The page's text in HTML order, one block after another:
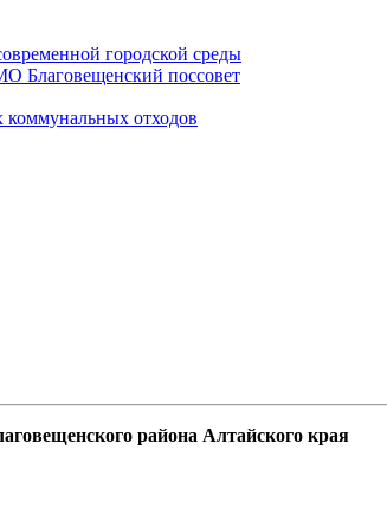
городской среды
Благовещенский поссовет
коммунальных отходов
района Алтайского края